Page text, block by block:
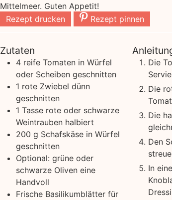
Mittelmeer. Guten Appetit!
Rezept drucken
Rezept pinnen
Zutaten
4 reife Tomaten in Würfel
oder Scheiben geschnitten
1 rote Zwiebel dünn
geschnitten
1 Tasse rote oder schwarze
Weintrauben halbiert
200 g Schafskäse in Würfel
geschnitten
Optional: grüne oder
schwarze Oliven eine
Handvoll
Frische Basilikumblätter für
Die
Die
Die
Den
In